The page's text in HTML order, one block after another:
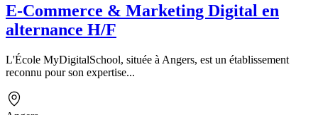
E-Commerce & Marketing Digital en
alternance H/F
L'École MyDigitalSchool, située à Angers, est un établissement
reconnu pour son expertise...